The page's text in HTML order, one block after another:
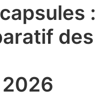
:
des